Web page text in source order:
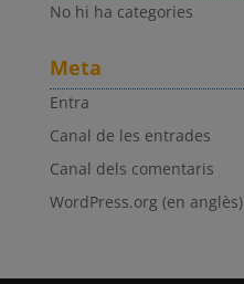
No hi ha categories
Meta
Entra
Canal de les entrades
Canal dels comentaris
WordPress.org (en anglès)